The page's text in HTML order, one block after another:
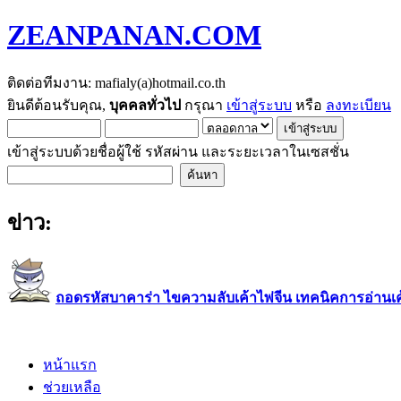
ZEANPANAN.COM
ติดต่อทีมงาน: mafialy(a)hotmail.co.th
ยินดีต้อนรับคุณ, บุคคลทั่วไป กรุณา เข้าสู่ระบบ หรือ ลงทะเบียน
เข้าสู่ระบบด้วยชื่อผู้ใช้ รหัสผ่าน และระยะเวลาในเซสชั่น
ข่าว:
ถอดรหัสบาคาร่า ไขความลับเค้าไพ่จีน เทคนิคการอ่าน
หน้าแรก
ช่วยเหลือ